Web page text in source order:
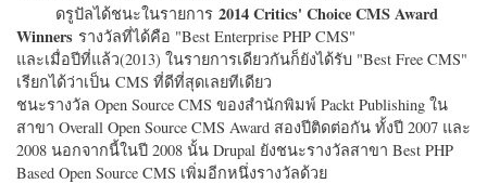
ดรูปัลได้ชนะในรายการ 2014 Critics' Choice CMS Award
Winners รางวัลที่ได้คือ "Best Enterprise PHP CMS"
และเมื่อปีที่แล้ว(2013) ในรายการเดียวกันก็ยังได้รับ "Best Free CMS"
เรียกได้ว่าเป็น CMS ที่ดีที่สุดเลยทีเดียว
ชนะรางวัล Open Source CMS ของสำนักพิมพ์ Packt Publishing ใน
สาขา Overall Open Source CMS Award สองปีติดต่อกัน ทั้งปี 2007 และ
2008 นอกจากนี้ในปี 2008 นั้น Drupal ยังชนะรางวัลสาขา Best PHP
Based Open Source CMS เพิ่มอีกหนึ่งรางวัลด้วย